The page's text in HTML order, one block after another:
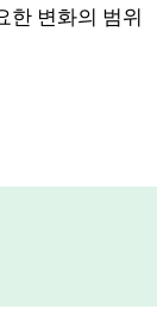
한 변화의 범위